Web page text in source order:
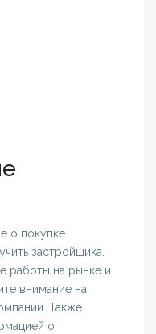
о покупке
застройщика.
работы на рынке и
внимание на
Также
о